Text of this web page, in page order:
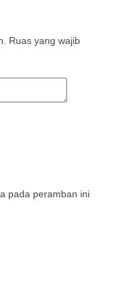
Ruas yang wajib
pada peramban ini